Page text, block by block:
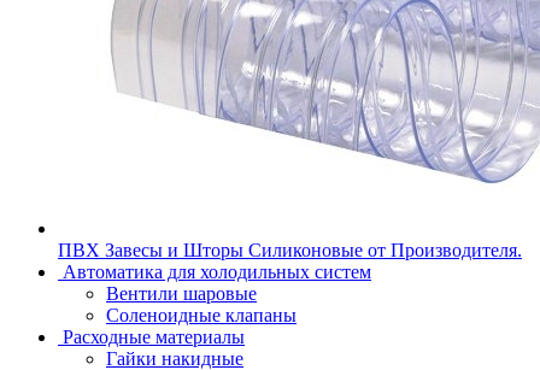
ПВХ Завесы и Шторы Силиконовые от Производителя.
Автоматика для холодильных систем
Вентили шаровые
Соленоидные клапаны
Расходные материалы
Гайки накидные